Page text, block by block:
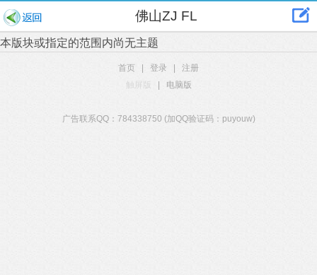
佛山ZJ FL
本版块或指定的范围内尚无主题
首页 登录
注册
触屏版
电脑版
广告联系QQ：784338750 (加QQ验证码：puyouw)